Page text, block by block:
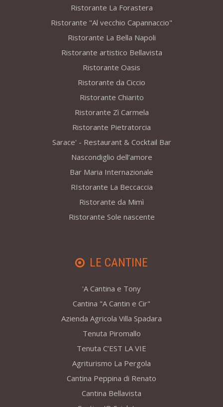
Ristorante La Forastera
Ristorante "Al vecchio Capannaccio"
Ristorante La Bella Napoli
Ristorante artistico Bellavista
Ristorante Oasis
Ristorante da Ciccio
Ristorante Chiarito
Ristorante Zì Carmela
Ristorante Pietratorcia
Sarace' - Restaurant & Cocktail Bar
Nascondiglio dell’amore
Bar Maria Internazionale
RIstorante La Beccaccia
Ristorante da Mimì
Ristorante Sole nascente
LE CANTINE
'A Cantina e Tony
Cantina "A Cantin e Cir"
Azienda Agricola Villa Spadara
Tenuta Piromallo
Tenuta C’EST LA VIE
Agriturismo La Pergola
Cantina Peppina di Renato
Cantina Bellavista